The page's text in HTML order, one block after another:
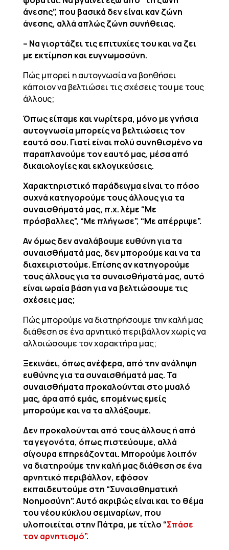
άνεσης”, που βασικά δεν είναι καν ζώνη
άνεσης, αλλά απλώς ζώνη συνήθειας.
– Να γιορτάζει τις επιτυχίες του και να ζει
με εκτίμηση και ευγνωμοσύνη.
Πώς μπορεί η αυτογνωσία να βοηθήσει
κάποιον να βελτιώσει τις σχέσεις του με τους
άλλους;
Όπως είπαμε και νωρίτερα, μόνο με γνήσια
αυτογνωσία μπορείς να βελτιώσεις τον
εαυτό σου. Γιατί είναι πολύ συνηθισμένο να
παραπλανούμε τον εαυτό μας, μέσα από
δικαιολογίες και εκλογικεύσεις.
Χαρακτηριστικό παράδειγμα είναι το πόσο
συχνά κατηγορούμε τους άλλους για τα
συναισθήματά μας, π.χ. λέμε “Με
πρόσβαλλες”, “Με πλήγωσε”, “Με απέρριψε”.
Αν όμως δεν αναλάβουμε ευθύνη για τα
συναισθήματά μας, δεν μπορούμε και να τα
διαχειριστούμε. Επίσης αν κατηγορούμε
τους άλλους για τα συναισθήματά μας, αυτό
είναι ωραία βάση για να βελτιώσουμε τις
σχέσεις μας;
Πώς μπορούμε να διατηρήσουμε την καλή μας
διάθεση σε ένα αρνητικό περιβάλλον χωρίς να
αλλοιώσουμε τον χαρακτήρα μας;
Ξεκινάει, όπως ανέφερα, από την ανάληψη
ευθύνης για τα συναισθήματά μας. Τα
συναισθήματα προκαλούνται στο μυαλό
μας, άρα από εμάς, επομένως εμείς
μπορούμε και να τα αλλάξουμε.
Δεν προκαλούνται από τους άλλους ή από
τα γεγονότα, όπως πιστεύουμε, αλλά
σίγουρα επηρεάζονται. Μπορούμε λοιπόν
να διατηρούμε την καλή μας διάθεση σε ένα
αρνητικό περιβάλλον, εφόσον
εκπαιδευτούμε στη “Συναισθηματική
Νοημοσύνη”. Αυτό ακριβώς είναι και το θέμα
του νέου κύκλου σεμιναρίων, που
υλοποιείται στην Πάτρα, με τίτλο “Σπάσε
τον αρνητισμό”.